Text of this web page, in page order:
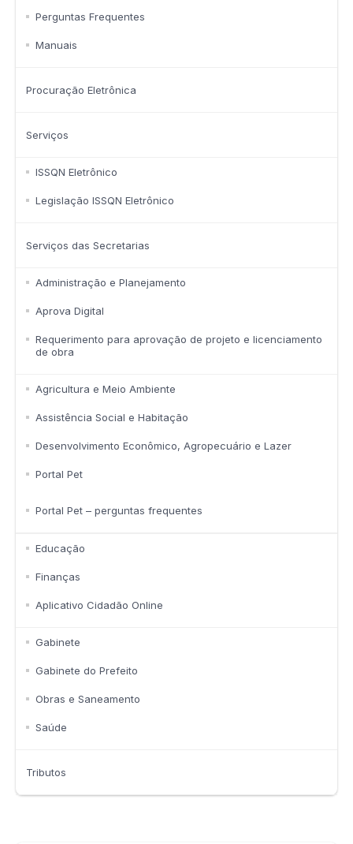
Perguntas Frequentes
Manuais
Procuração Eletrônica
Serviços
ISSQN Eletrônico
Legislação ISSQN Eletrônico
Serviços das Secretarias
Administração e Planejamento
Aprova Digital
Requerimento para aprovação de projeto e licenciamento
de obra
Agricultura e Meio Ambiente
Assistência Social e Habitação
Desenvolvimento Econômico, Agropecuário e Lazer
Portal Pet
Portal Pet – perguntas frequentes
Educação
Finanças
Aplicativo Cidadão Online
Gabinete
Gabinete do Prefeito
Obras e Saneamento
Saúde
Tributos